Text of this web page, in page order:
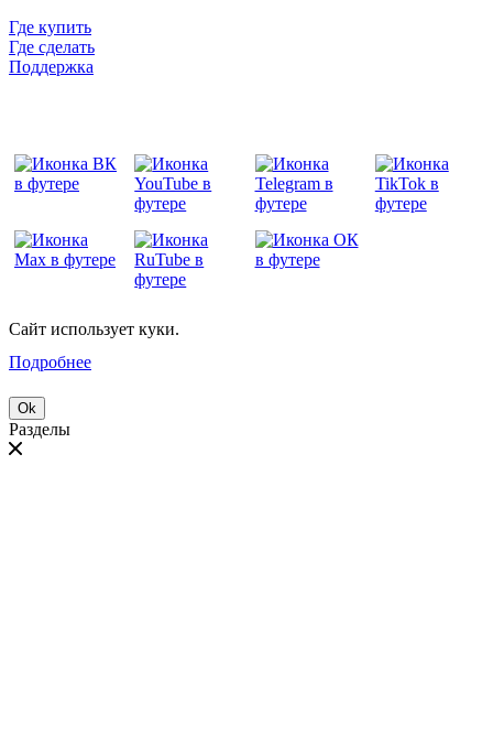
Где купить
Где сделать
Поддержка
Сайт использует куки.
Подробнее
Ok
Разделы